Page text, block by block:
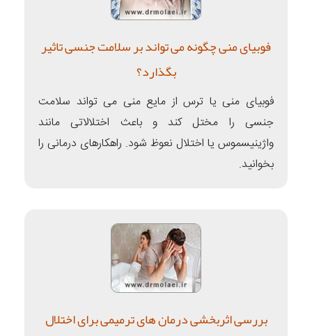
فوبیای منی چگونه می تواند بر سلامت جنسی تاثیر
بگذارد؟
فوبیای منی یا ترس از مایع منی می تواند سلامت
جنسی را مختل کند و باعث اختلالاتی مانند
واژینیسموس یا اختلال نعوظ شود. راهکارهای درمانی را
بخوانید.
بررسی اثربخشی درمان های ترمیمی برای اختلال